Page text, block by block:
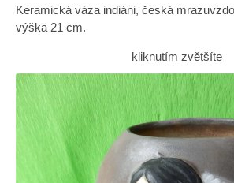
Keramická váza indiáni, česká
výška 21 cm.
kliknutím zvětšíte